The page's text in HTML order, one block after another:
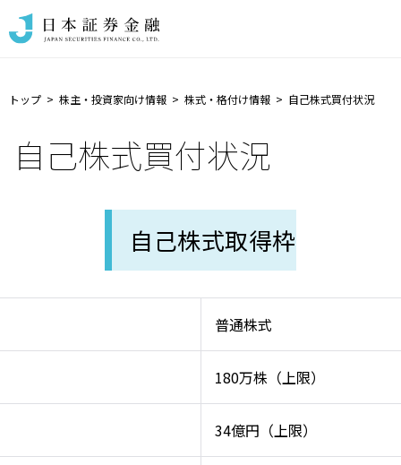
トップ 株主・投資家向け情報 株式・格付け情報 自己株式買付状況
自己株式買付状況
自己株式取得枠
普通株式
180万株（上限）
34億円（上限）